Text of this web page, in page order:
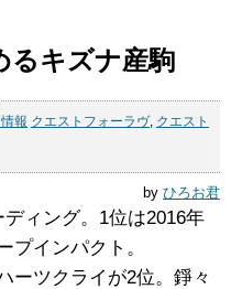
るキズナ産駒
報 クエストフォーラヴ, クエスト
by ひろお君
ィング。1位は2016年
プインパクト。
ーツクライが2位。錚々